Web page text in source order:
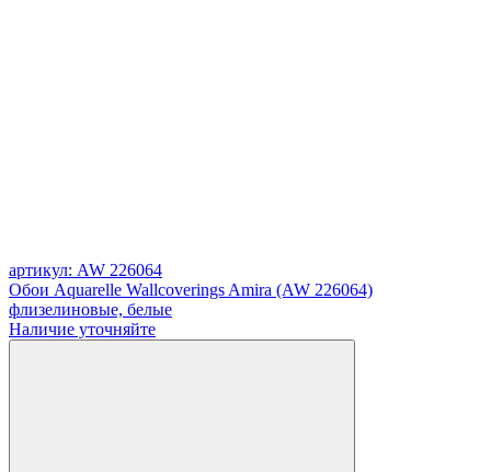
артикул: AW 226064
Обои Aquarelle Wallcoverings Amira (AW 226064)
флизелиновые, белые
Наличие уточняйте